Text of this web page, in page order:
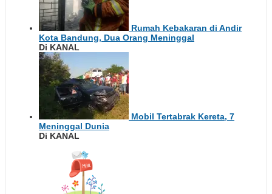
Rumah Kebakaran di Andir
Kota Bandung, Dua Orang Meninggal
Di KANAL
Mobil Tertabrak Kereta, 7
Meninggal Dunia
Di KANAL